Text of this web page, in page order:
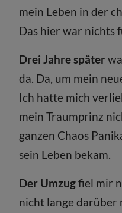
mein Leben in der
Das hier war nichts
Drei Jahre später
da. Da, um mein
Ich hatte mich
mein Traumprinz
ganzen Chaos
sein Leben bekam.
Der Umzugfiel mir
nicht lange darüber